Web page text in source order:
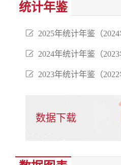
统计年鉴
2025年统计年鉴（2024
2024年统计年鉴（2023
2023年统计年鉴（2022
数据下载